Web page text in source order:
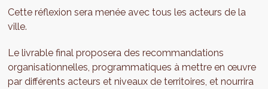
Cette réflexion sera menée avec tous les acteurs de la
ville.
Le livrable final proposera des recommandations
organisationnelles, programmatiques à mettre en œuvre
par différents acteurs et niveaux de territoires, et nourrira